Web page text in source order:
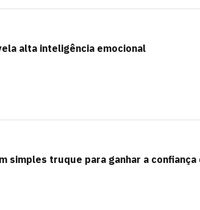
alta inteligência emocional
simples truque para ganhar a confiança